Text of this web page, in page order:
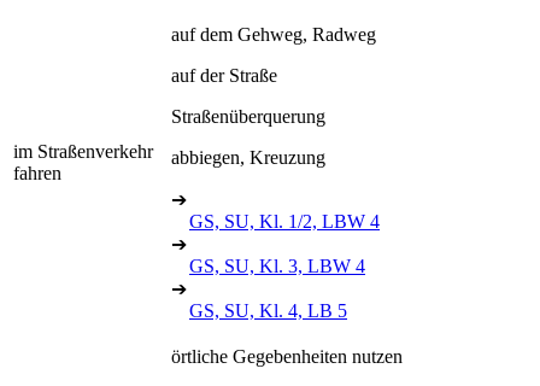
im Straßenverkehr
fahren
auf dem Gehweg, Radweg
auf der Straße
Straßenüberquerung
abbiegen, Kreuzung
➔
GS, SU, Kl. 1/2, LBW 4
➔
GS, SU, Kl. 3, LBW 4
➔
GS, SU, Kl. 4, LB 5
örtliche Gegebenheiten nutzen